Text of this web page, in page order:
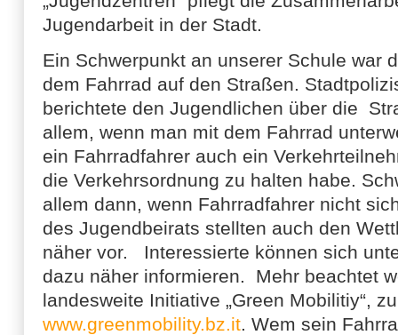
Jugendarbeit in der Stadt.
Ein Schwerpunkt an unserer Schule war
dem Fahrrad auf den Straßen.
berichtete den Jugendlichen über die
allem, wenn man mit dem Fahrrad
ein Fahrradfahrer auch ein
die Verkehrsordnung zu halten habe.
allem dann, wenn Fahrradfahrer nicht
des Jugendbeirats stellten auch den
näher vor. Interessierte können sich
dazu näher informieren. Mehr beachtet
landesweite Initiative „Green Mobilitiy“,
www.greenmobility.bz.it. Wem sein